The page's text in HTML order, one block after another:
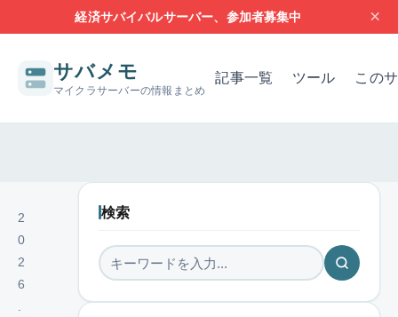
経済サバイバルサーバー、参加者募集中 ×
サバメモ
マイクラサーバーの情報まとめ
記事一覧 ツール この
2
0
2
6
検索